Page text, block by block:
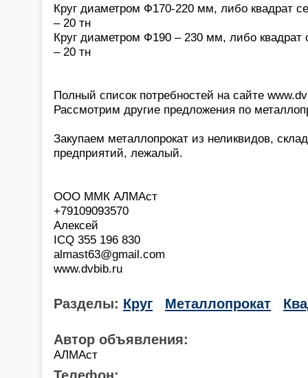
Круг диаметром Ф170-220 мм, либо квадрат
– 20 тн
Круг диаметром Ф190 – 230 мм, либо
– 20 тн
Полный список потребностей на сайте
Рассмотрим другие предложения по
Закупаем металлопрокат из неликвидов,
предприятий, лежалый.
ООО ММК АЛМАст
+79109093570
Алексей
ICQ 355 196 830
almast63@gmail.com
www.dvbib.ru
Разделы: Круг Металлопрокат
Автор объявления:
АЛМАст